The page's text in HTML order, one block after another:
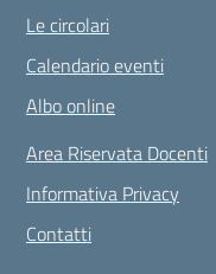
Le circolari
Calendario eventi
Albo online
Area Riservata Docenti
Informativa Privacy
Contatti